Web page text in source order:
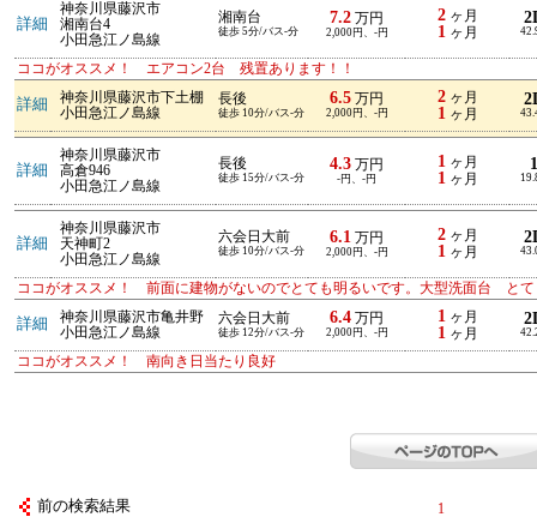
詳細
神奈川県藤沢市
湘南台4
小田急江ノ島線
湘南台
徒歩 5分/バス-分
7.2 万円
2,000円、-円
2ヶ月
1 ヶ月
ココがオススメ！ エアコン2台 残置あります！！
詳細
神奈川県藤沢市下土棚
小田急江ノ島線
長後
徒歩 10分/バス-分
6.5 万円
2,000円、-円
2ヶ月
1 ヶ月
詳細
神奈川県藤沢市
高倉946
小田急江ノ島線
長後
徒歩 15分/バス-分
4.3 万円
-円、-円
1 ヶ月
1 ヶ月
詳細
神奈川県藤沢市
天神町2
小田急江ノ島線
六会日大前
徒歩 10分/バス-分
6.1 万円
2,000円、-円
2ヶ月
1 ヶ月
ココがオススメ！ 前面に建物がないのでとても明るいです。大型洗面台 と
詳細
神奈川県藤沢市亀井野
小田急江ノ島線
六会日大前
徒歩 12分/バス-分
6.4 万円
2,000円、-円
1 ヶ月
1 ヶ月
ココがオススメ！ 南向き日当たり良好
前の検索結果 1